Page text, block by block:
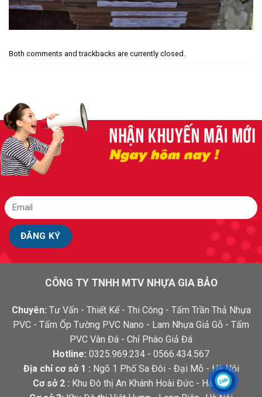
Both comments and trackbacks are currently closed.
CÔNG TY TNHH MTV NHỰA GIA BẢO
Chuyên: Tư Vấn - Thiết Kế - Thi Công - Tấm Trần Thả Nhựa
PVC - Tấm Ốp Tường PVC Nano - Lam Nhựa Giả Gỗ - Tấm
PVC Vân Đá - Chỉ Phào Giả Đá
Hotline: 0325.969.234 - 0566.434.567
Địa chỉ cơ sở 1 : Ngõ 1 Phố Sa Đôi - Đại Mỗ - Hà Nội
Cơ sở 2 : Khu Đô thị An Khánh Hoài Đức - Hà Nội